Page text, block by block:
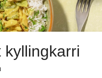
kyllingkarri